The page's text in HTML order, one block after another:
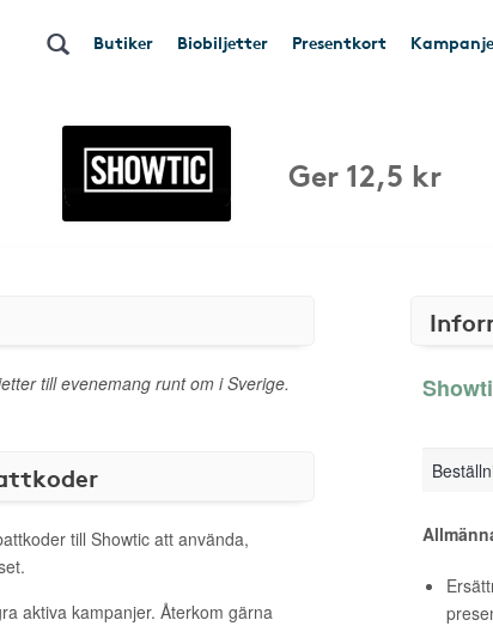
Butiker Biobiljetter Presentkort
Ger 12,5 kr
till evenemang runt om i Sverige.
till Showtic att använda,
aktiva kampanjer. Återkom gärna